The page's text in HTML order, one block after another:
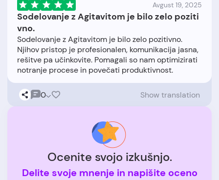
Avgust 19, 2025
Sodelovanje z Agitavitom je bilo zelo poziti
vno.
Sodelovanje z Agitavitom je bilo zelo pozitivno.
Njihov pristop je profesionalen, komunikacija jasna,
rešitve pa učinkovite. Pomagali so nam optimizirati
0 Show translation
Ocenite svojo izkušnjo.
Delite svoje mnenje in napišite oceno